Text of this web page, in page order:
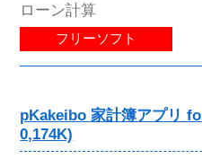
ローン計算
フリーソフト
pKakeibo 家計簿アプリ
0,174K)